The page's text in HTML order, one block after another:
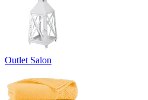
Outlet Salon